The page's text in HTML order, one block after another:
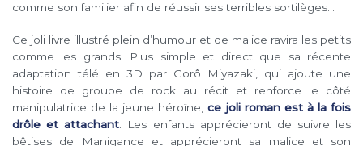
comme son familier afin de réussir ses terribles sortilèges…
Ce joli livre illustré plein d’humour et de malice ravira les petits
comme les grands. Plus simple et direct que sa récente
adaptation télé en 3D par Gorô Miyazaki, qui ajoute une
histoire de groupe de rock au récit et renforce le côté
manipulatrice de la jeune héroïne, ce joli roman est à la fois
drôle et attachant. Les enfants apprécieront de suivre les
bêtises de Manigance et apprécieront sa malice et son